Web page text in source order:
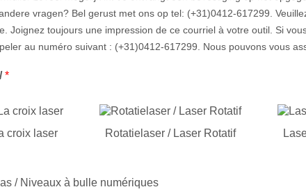
vragen? Bel gerust met ons op tel: (+31)0412-617299.
Joignez toujours une impression de ce courriel à votre outil. Si
au numéro suivant : (+31)0412-617299. Nous pouvons vous
*
croix laser Rotatielaser / Laser Rotatif